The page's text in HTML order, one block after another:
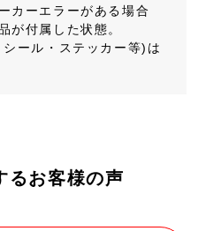
カーエラーがある場合
が付属した状態。
ール・ステッカー等)は
るお客様の声